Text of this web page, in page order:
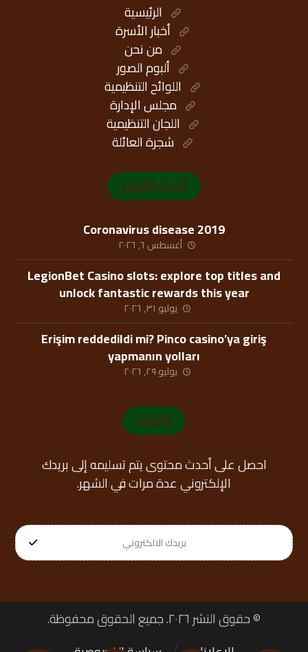
الرئيسية
أخبار الأسرة
من نحن
ألبوم الصور
اللوائح التنظيمية
مجلس الإدارة
اللجان التنظيمية
شجرة العائلة
أحدث الأخبار
Coronavirus disease 2019
أغسطس ٦, ٢٠٢٦
LegionBet Casino slots: explore top titles and
unlock fantastic rewards this year
يوليو ٣١, ٢٠٢٦
Erişim reddedildi mi? Pinco casino’ya giriş
yapmanın yolları
يوليو ٢٩, ٢٠٢٦
اشترك
احصل على أحدث محتوى يتم تسليمه إلى بريدك
الإلكتروني عدة مرات في الشهر.
© حقوق النشر ٢٠٢٦. جميع الحقوق محفوظة.